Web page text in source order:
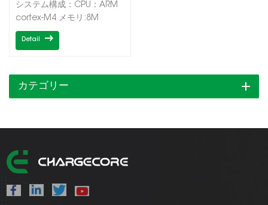
システム構成：CPU：ARM
cortex-M4 メモリ:8M
SDRAM、32M nand フラッ
ース(EVCC): CAN*2(各種ボ
ーレート対応) PLC
Detail
カテゴリー